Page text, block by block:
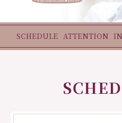
SCHEDULE ATTENTION